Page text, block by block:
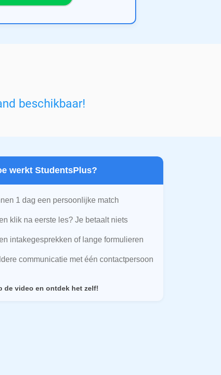
beschikbaar!
werkt StudentsPlus?
1 dag een persoonlijke match
klik na eerste les? Je betaalt niets
intakegesprekken of lange formulieren
communicatie met één contactpersoon
de video en ontdek het zelf!